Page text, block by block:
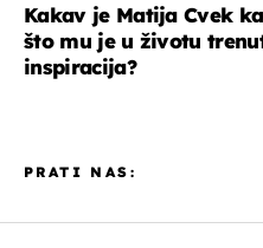
Kakav je Matija Cvek
što mu je u životu
inspiracija?
PRATI NAS: